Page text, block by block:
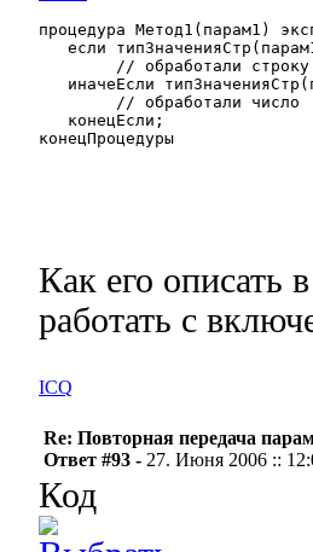
процедура Метод1(парам1)
если
иначеЕсли
   конецЕсли;
конецПроцедуры
Как его описать
работать с
ICQ
Re: Повторная передача
Ответ #93 - 27. Июня 2006 ::
Код